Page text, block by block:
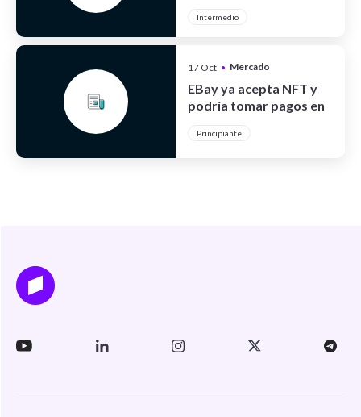
Intermedio
17 Oct • Mercado
EBay ya acepta NFT y
podría tomar pagos en
Principiante